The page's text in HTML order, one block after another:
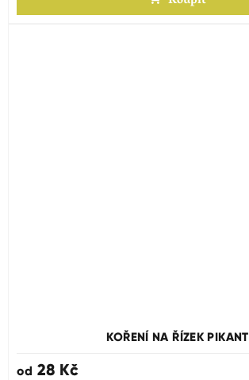
KOŘENÍ NA ŘÍZEK PIKANT
od 28 Kč